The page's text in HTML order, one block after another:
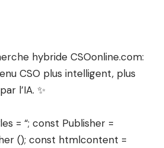
hybride CSOonline.com:
CSO plus intelligent, plus
l’IA. ✨
= “; const Publisher =
(); const htmlcontent =